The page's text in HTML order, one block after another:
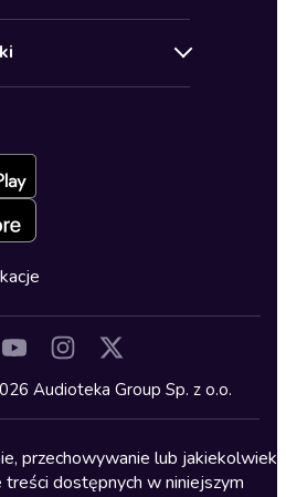
nielegalnych treści
bibliotek
Audioteka Group Sp. z o.o.
przechowywanie lub jakiekolwiek
dostępnych w niniejszym